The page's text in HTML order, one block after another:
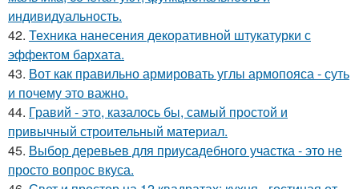
индивидуальность.
42. Техника нанесения декоративной штукатурки с
эффектом бархата.
43. Вот как правильно армировать углы армопояса - суть
и почему это важно.
44. Гравий - это, казалось бы, самый простой и
привычный строительный материал.
45. Выбор деревьев для приусадебного участка - это не
просто вопрос вкуса.